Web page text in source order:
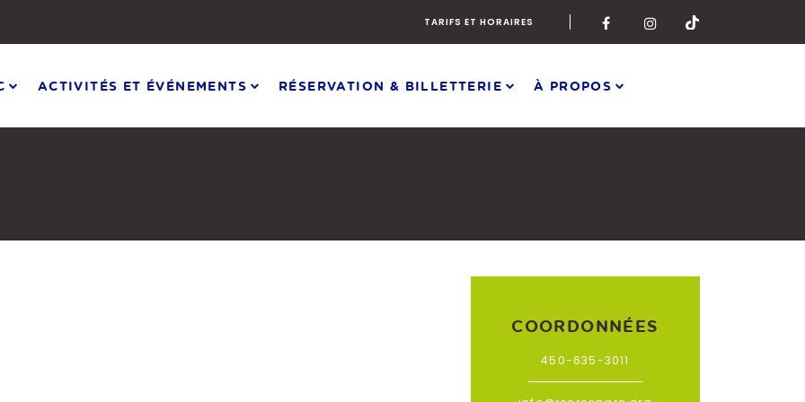
TARIFS ET HORAIRES
ACTIVITÉS ET ÉVÉNEMENTS RÉSERVATION & BILLETTERIE À PROPOS
COORDONNÉES
450-635-3011